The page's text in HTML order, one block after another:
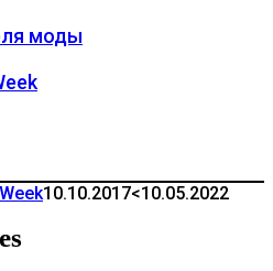
моды
10.10.2017<10.05.2022